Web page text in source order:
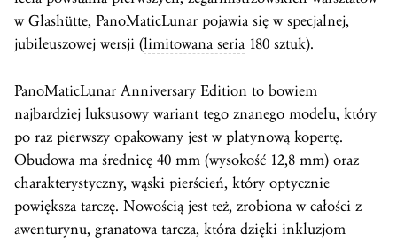
w Glashütte, PanoMaticLunar pojawia się w specjalnej,
jubileuszowej wersji (limitowana seria 180 sztuk).
PanoMaticLunar Anniversary Edition to bowiem
najbardziej luksusowy wariant tego znanego modelu, który
po raz pierwszy opakowany jest w platynową kopertę.
Obudowa ma średnicę 40 mm (wysokość 12,8 mm) oraz
charakterystyczny, wąski pierścień, który optycznie
powiększa tarczę. Nowością jest też, zrobiona w całości z
awenturynu, granatowa tarcza, która dzięki inkluzjom